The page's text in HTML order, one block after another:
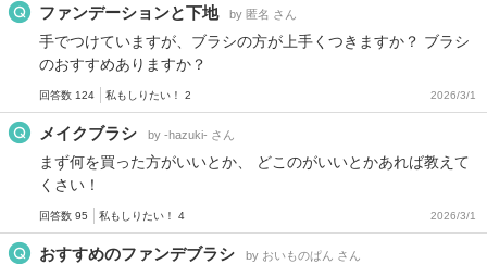
ファンデーションと下地 by 匿名 さん
手でつけていますが、ブラシの方が上手くつきますか？ ブラシ
のおすすめありますか？
回答数 124 私もしりたい！ 2 2026/3/1
メイクブラシ by -hazuki- さん
まず何を買った方がいいとか、 どこのがいいとかあれば教えて
くさい！
回答数 95 私もしりたい！ 4 2026/3/1
おすすめのファンデブラシ by おいものぱん さん